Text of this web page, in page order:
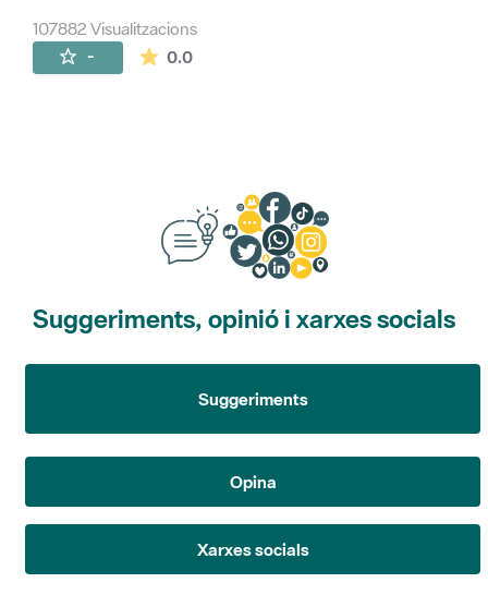
107882 Visualitzacions
- 0.0La mitjana de les valoracions és de 0
Suggeriments, opinió i xarxes socials
Suggeriments
Opina
Xarxes socials